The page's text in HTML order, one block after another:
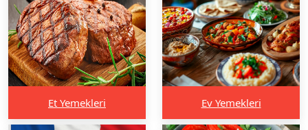
Et Yemekleri Ev Yemekleri